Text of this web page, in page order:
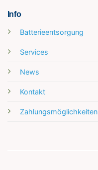
Info
Batterieentsorgung
Services
News
Kontakt
Zahlungsmöglichkeiten